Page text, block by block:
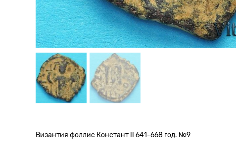
Византия фоллис Констант II 641-668 год. №9